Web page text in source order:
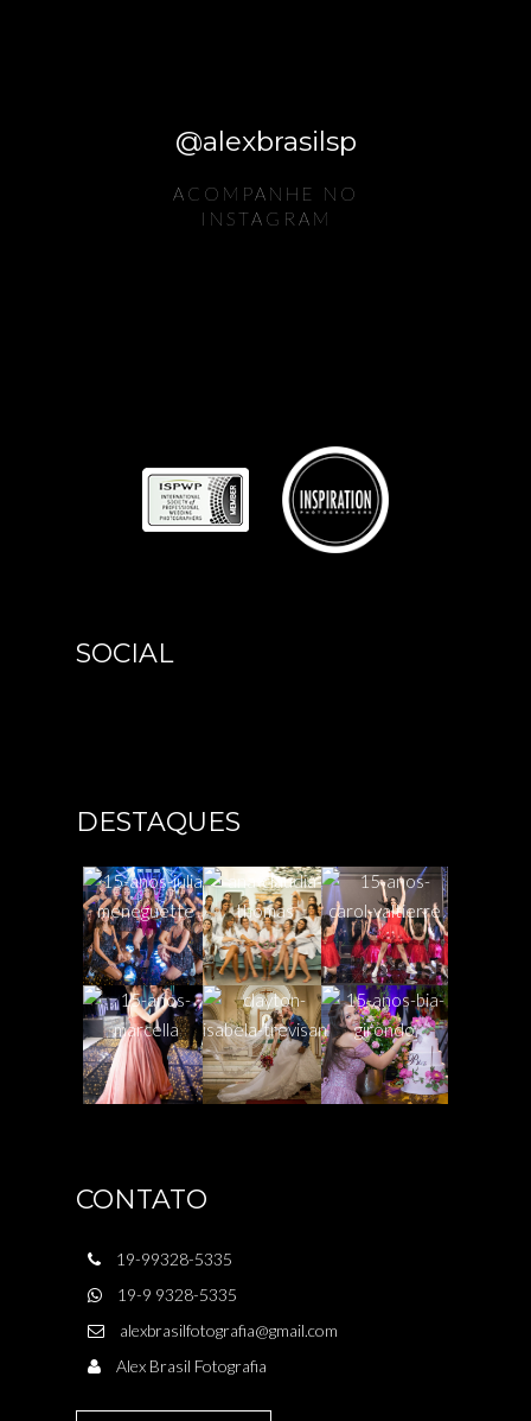
@alexbrasilsp
ACOMPANHE NO
INSTAGRAM
SOCIAL
DESTAQUES
CONTATO
19-99328-5335
19-9 9328-5335
alexbrasilfotografia@gmail.com
Alex Brasil Fotografia